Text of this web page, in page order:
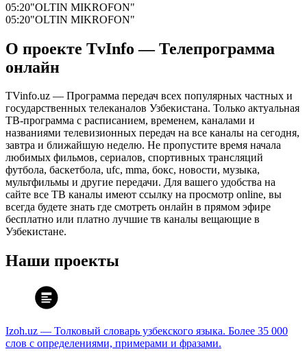
05:20"OLTIN MIKROFON"
05:20"OLTIN MIKROFON"
О проекте TvInfo — Телепрограмма
онлайн
TVinfo.uz — Программа передач всех популярных частных и
государственных телеканалов Узбекистана. Только актуальная
ТВ-программа с расписанием, временем, каналами и
названиями телевизионных передач на все каналы на сегодня,
завтра и ближайшую неделю. Не пропустите время начала
любимых фильмов, сериалов, спортивных трансляций
футбола, баскетбола, ufc, mma, бокс, новости, музыка,
мультфильмы и другие передачи. Для вашего удобства на
сайте все ТВ каналы имеют ссылку на просмотр online, вы
всегда будете знать где смотреть онлайн в прямом эфире
бесплатно или платно лучшие тв каналы вещающие в
Узбекистане.
Наши проекты
Izoh.uz — Толковый словарь узбекского языка. Более 35 000
слов с определениями, примерами и фразами.